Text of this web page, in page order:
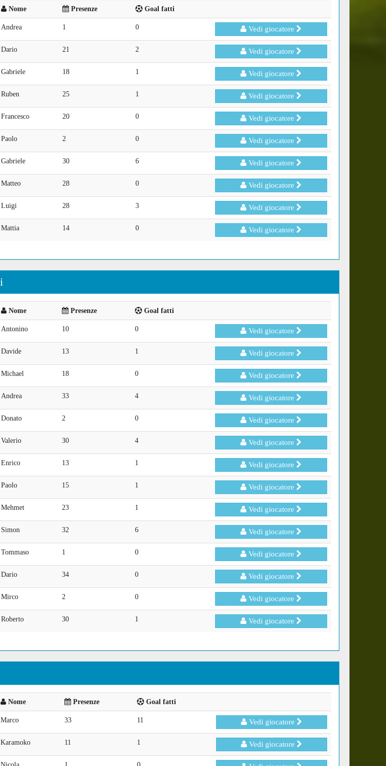
Nome Presenze Goal fatti
Andrea 1 0 Vedi giocatore
Dario 21 2 Vedi giocatore
Gabriele 18 1 Vedi giocatore
Ruben 25 1 Vedi giocatore
Francesco 20 0 Vedi giocatore
Paolo 2 0 Vedi giocatore
Gabriele 30 6 Vedi giocatore
Matteo 28 0 Vedi giocatore
Luigi 28 3 Vedi giocatore
Mattia 14 0 Vedi giocatore
Nome Presenze Goal fatti
Antonino 10 0 Vedi giocatore
Davide 13 1 Vedi giocatore
Michael 18 0 Vedi giocatore
Andrea 33 4 Vedi giocatore
Donato 2 0 Vedi giocatore
Valerio 30 4 Vedi giocatore
Enrico 13 1 Vedi giocatore
Paolo 15 1 Vedi giocatore
Mehmet 23 1 Vedi giocatore
Simon 32 6 Vedi giocatore
Tommaso 1 0 Vedi giocatore
Dario 34 0 Vedi giocatore
Mirco 2 0 Vedi giocatore
Roberto 30 1 Vedi giocatore
Nome Presenze Goal fatti
Marco 33 11 Vedi giocatore
Karamoko 11 1 Vedi giocatore